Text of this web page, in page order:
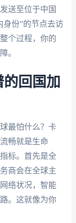
送至位于中国
身份”的节点去访
个过程，你的
。
回国加
最怕什么？卡
畅就是生命
标。首先是全
商会在全球主
络状况，智能
。这就像为你